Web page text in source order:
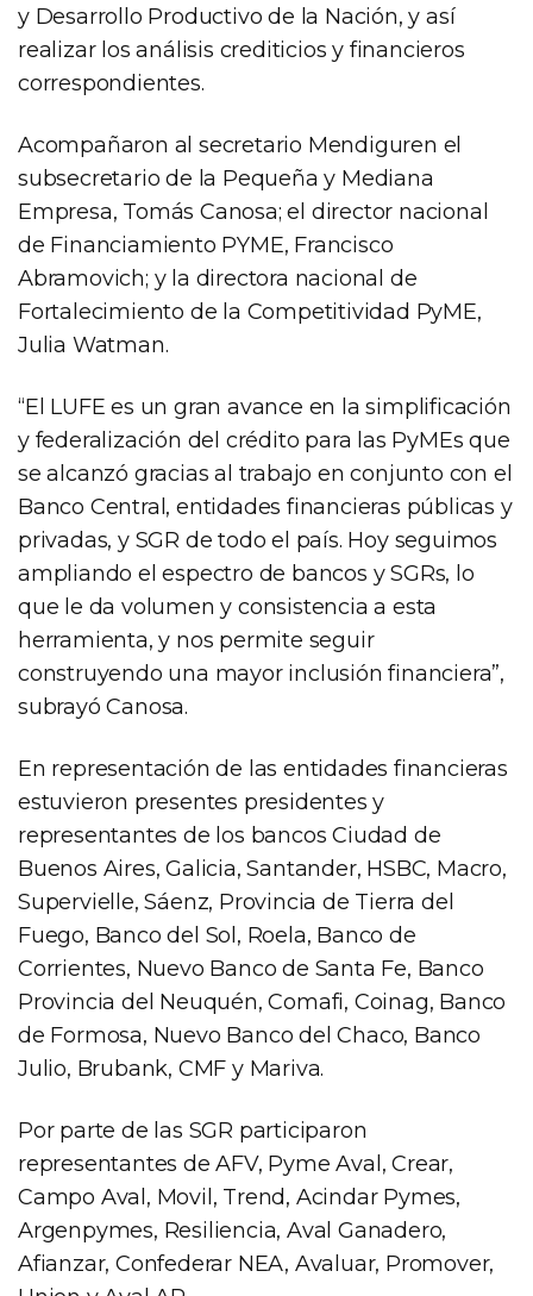
y Desarrollo Productivo de la Nación, y así
realizar los análisis crediticios y financieros
correspondientes.
Acompañaron al secretario Mendiguren el
subsecretario de la Pequeña y Mediana
Empresa, Tomás Canosa; el director nacional
de Financiamiento PYME, Francisco
Abramovich; y la directora nacional de
Fortalecimiento de la Competitividad PyME,
Julia Watman.
“El LUFE es un gran avance en la simplificación
y federalización del crédito para las PyMEs que
se alcanzó gracias al trabajo en conjunto con el
Banco Central, entidades financieras públicas y
privadas, y SGR de todo el país. Hoy seguimos
ampliando el espectro de bancos y SGRs, lo
que le da volumen y consistencia a esta
herramienta, y nos permite seguir
construyendo una mayor inclusión financiera”,
subrayó Canosa.
En representación de las entidades financieras
estuvieron presentes presidentes y
representantes de los bancos Ciudad de
Buenos Aires, Galicia, Santander, HSBC, Macro,
Supervielle, Sáenz, Provincia de Tierra del
Fuego, Banco del Sol, Roela, Banco de
Corrientes, Nuevo Banco de Santa Fe, Banco
Provincia del Neuquén, Comafi, Coinag, Banco
de Formosa, Nuevo Banco del Chaco, Banco
Julio, Brubank, CMF y Mariva.
Por parte de las SGR participaron
representantes de AFV, Pyme Aval, Crear,
Campo Aval, Movil, Trend, Acindar Pymes,
Argenpymes, Resiliencia, Aval Ganadero,
Afianzar, Confederar NEA, Avaluar, Promover,